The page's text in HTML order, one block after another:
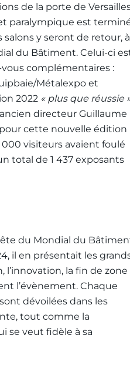
de la porte de
paralympique est
salons y seront de retour, à
du Bâtiment. Celui-ci
complémentaires :
Métalexpo et
2022 « plus que réussie
directeur Guillaume
cette nouvelle édition
visiteurs avaient foulé
total de 1 437 exposants
du Mondial du
il en présentait les
l’innovation, la fin de zone
l’évènement. Chaque
dévoilées dans les
tout comme la
se veut fidèle à sa